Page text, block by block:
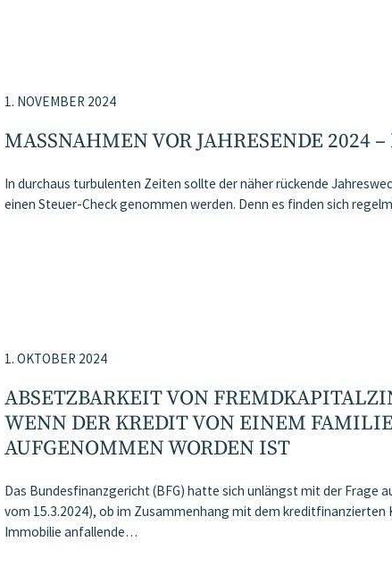
1. NOVEMBER 2024
MASSNAHMEN VOR JAHRESENDE 2024 –
In durchaus turbulenten Zeiten sollte der näher rückende
einen Steuer-Check genommen werden. Denn es finden sich
1. OKTOBER 2024
ABSETZBARKEIT VON
WENN DER KREDIT VON EINEM
AUFGENOMMEN WORDEN IST
Das Bundesfinanzgericht (BFG) hatte sich unlängst mit der Frage
vom 15.3.2024), ob im Zusammenhang mit dem
Immobilie anfallende…